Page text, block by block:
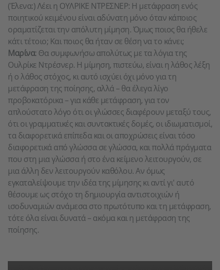
(Έλενα:) Λέει η ΟΥΛΡΙΚΕ ΝΤΡΕΣΝΕΡ: H μετάφραση ενός
ποιητικού κειμένου είναι αδύνατη μόνο όταν κάποιος
οραματίζεται την απόλυτη μίμηση. Όμως ποιος θα ήθελε
κάτι τέτοιο; Και ποιος θα ήταν σε θέση να το κάνει;
Μαρίνα: Θα συμφωνήσω απολύτως με τα λόγια της
Ουλρίκε Ντρέσνερ. Η μίμηση, πιστεύω, είναι η λάθος λέξη
ή ο λάθος στόχος, κι αυτό ισχύει όχι μόνο για τη
μετάφραση της ποίησης, αλλά – θα έλεγα λίγο
προβοκατόρικα – για κάθε μετάφραση, για τον
απλούστατο λόγο ότι οι γλώσσες διαφέρουν μεταξύ τους,
ότι οι γραμματικές και συντακτικές δομές, οι ιδιωματισμοί,
τα διαφορετικά επίπεδα και οι αποχρώσεις είναι τόσο
διαφορετικά από γλώσσα σε γλώσσα, και πολλά πράγματα
που στη μια γλώσσα ή στο ένα κείμενο λειτουργούν, σε
μια άλλη δεν λειτουργούν καθόλου. Αν όμως
εγκαταλείψουμε την ιδέα της μίμησης κι αντί γι' αυτό
θέσουμε ως στόχο τη δημιουργία αντιστοιχιών ή
ισοδυναμιών ανάμεσα στο πρωτότυπο και τη μετάφραση,
τότε όλα είναι δυνατά – ακόμα και η μετάφραση της
ποίησης.